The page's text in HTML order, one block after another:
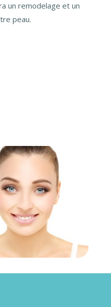
un remodelage et un
peau.